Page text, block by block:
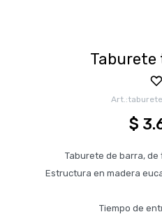
Taburete
$
Taburete de barra,
Estructura en madera
Tiempo de